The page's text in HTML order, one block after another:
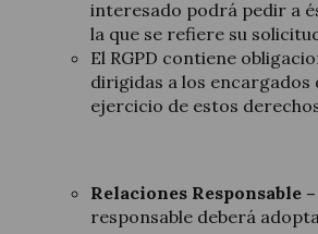
interesado podrá pedir a
la que se refiere su
El RGPD contiene
dirigidas a los
ejercicio de estos
Relaciones Responsable
responsable deberá